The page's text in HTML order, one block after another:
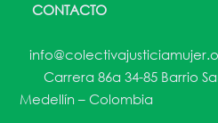
CONTACTO
Carrera 86a 34-85 Barrio
Medellín – Colombia